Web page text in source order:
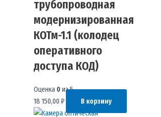
трубопроводная
модернизированная
КОТм-1.1 (колодец
оперативного
доступа КОД)
Оценка 0 из 5
18 150,00 ₽ В корзину